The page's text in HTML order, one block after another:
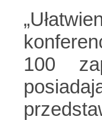
100